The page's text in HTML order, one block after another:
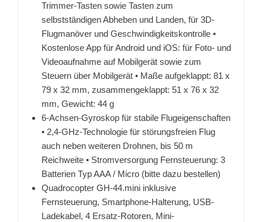
Trimmer-Tasten sowie Tasten zum
selbstständigen Abheben und Landen, für 3D-
Flugmanöver und Geschwindigkeitskontrolle •
Kostenlose App für Android und iOS: für Foto- und
Videoaufnahme auf Mobilgerät sowie zum
Steuern über Mobilgerät • Maße aufgeklappt: 81 x
79 x 32 mm, zusammengeklappt: 51 x 76 x 32
mm, Gewicht: 44 g
6-Achsen-Gyroskop für stabile Flugeigenschaften
• 2,4-GHz-Technologie für störungsfreien Flug
auch neben weiteren Drohnen, bis 50 m
Reichweite • Stromversorgung Fernsteuerung: 3
Batterien Typ AAA / Micro (bitte dazu bestellen)
Quadrocopter GH-44.mini inklusive
Fernsteuerung, Smartphone-Halterung, USB-
Ladekabel, 4 Ersatz-Rotoren, Mini-